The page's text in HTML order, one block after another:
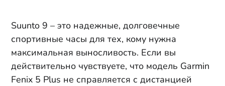
Suunto 9 – это надежные, долговечные
спортивные часы для тех, кому нужна
максимальная выносливость. Если вы
действительно чувствуете, что модель Garmin
Fenix 5 Plus не справляется с дистанцией